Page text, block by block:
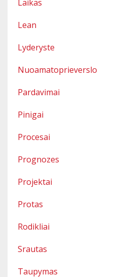
Laikas
Lean
Lyderyste
Nuoamatoprieverslo
Pardavimai
Pinigai
Procesai
Prognozes
Projektai
Protas
Rodikliai
Srautas
Taupymas